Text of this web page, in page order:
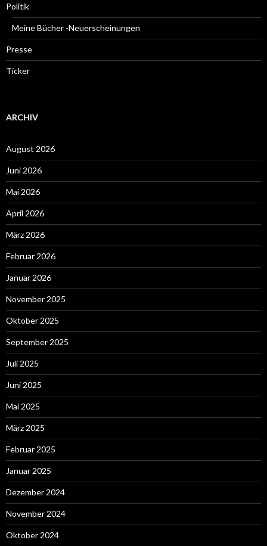
Politik
Meine Bücher -Neuerscheinungen
Presse
Ticker
ARCHIV
August 2026
Juni 2026
Mai 2026
April 2026
März 2026
Februar 2026
Januar 2026
November 2025
Oktober 2025
September 2025
Juli 2025
Juni 2025
Mai 2025
März 2025
Februar 2025
Januar 2025
Dezember 2024
November 2024
Oktober 2024